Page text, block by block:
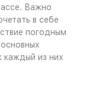
Важно
в себе
погодным
каждый из них